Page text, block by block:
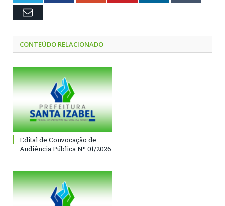
Email
CONTEÚDO RELACIONADO
Edital de Convocação de
Audiência Pública Nº 01/2026